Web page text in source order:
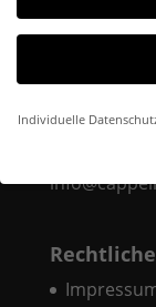
Kölner
Kontakt
Individuelle
Wir verwenden